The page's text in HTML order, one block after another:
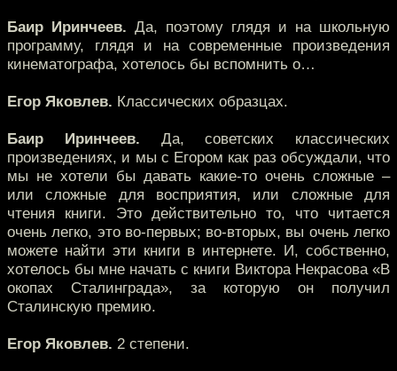
Баир Иринчеев. Да, поэтому глядя и на школьную
программу, глядя и на современные произведения
кинематографа, хотелось бы вспомнить о…
Егор Яковлев. Классических образцах.
Баир Иринчеев. Да, советских классических
произведениях, и мы с Егором как раз обсуждали, что
мы не хотели бы давать какие-то очень сложные –
или сложные для восприятия, или сложные для
чтения книги. Это действительно то, что читается
очень легко, это во-первых; во-вторых, вы очень легко
можете найти эти книги в интернете. И, собственно,
хотелось бы мне начать с книги Виктора Некрасова «В
окопах Сталинграда», за которую он получил
Сталинскую премию.
Егор Яковлев. 2 степени.